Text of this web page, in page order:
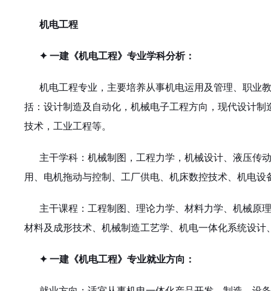
机电工程
✦ 一建《机电工程》专业学科分析：
机电工程专业，主要培养从事机电运用及管理、职业
括：设计制造及自动化，机械电子工程方向，现代设计
技术，工业工程等。
主干学科：机械制图，工程力学，机械设计、液压传
用、电机拖动与控制、工厂供电、机床数控技术、机电设
主干课程：工程制图、理论力学、材料力学、机械原
材料及成形技术、机械制造工艺学、机电一体化系统设
✦ 一建《机电工程》专业就业方向：